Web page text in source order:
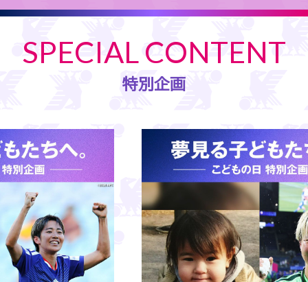
SPECIAL CONTENT
特別企画